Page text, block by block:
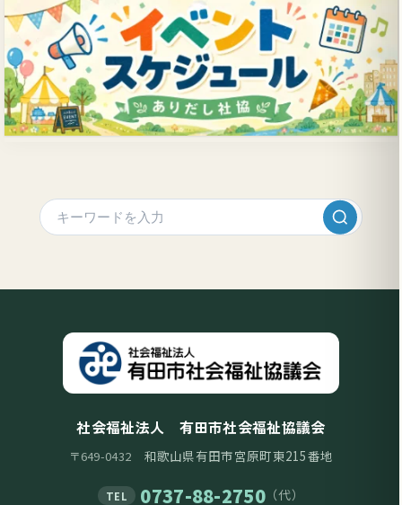
社会福祉法人 有田市社会福祉協議会
〒649-0432 和歌山県有田市宮原町東215番地
TEL 0737-88-2750（代）